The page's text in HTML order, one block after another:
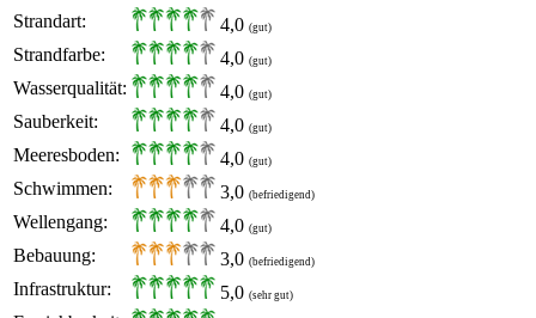
Strandart: 4,0 (gut)
Strandfarbe: 4,0 (gut)
Wasserqualität: 4,0 (gut)
Sauberkeit: 4,0 (gut)
Meeresboden: 4,0 (gut)
Schwimmen: 3,0 (befriedigend)
Wellengang: 4,0 (gut)
Bebauung: 3,0 (befriedigend)
Infrastruktur: 5,0 (sehr gut)